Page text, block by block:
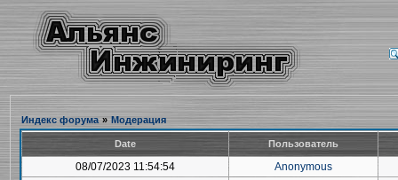
Индекс форума » Модерация
Date Пользователь
08/07/2023 11:54:54
Anonymous